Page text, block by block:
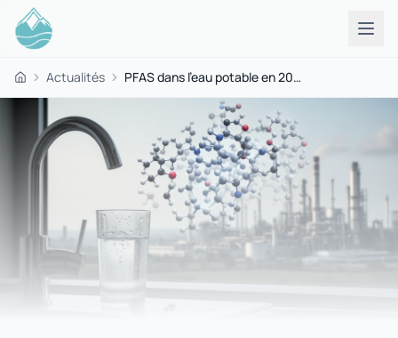
AccueilActualités PFAS dans l'eau potable en 2026 : quels risques réels et que faire ?